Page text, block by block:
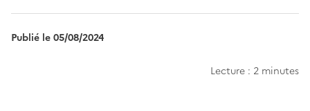
Publié le 05/08/2024
Lecture : 2 minutes